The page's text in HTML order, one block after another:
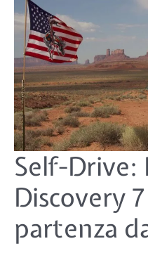
Self-Drive:
Discovery
partenza
Self-
Drive:
Park
Discovery
7
notti
partenza
Las
Vegas